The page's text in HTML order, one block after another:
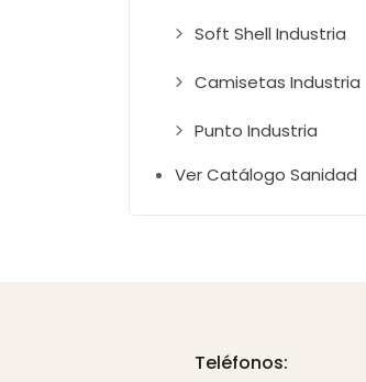
Soft Shell Industria
Camisetas Industria
Punto Industria
Ver Catálogo Sanidad
Teléfonos: